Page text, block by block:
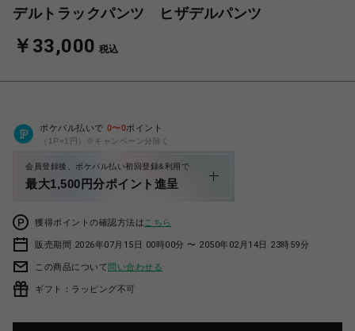
デルトラックパンツ ヒザデルパンツ
￥33,000 税込
ポケパル払いで 0〜0ポイント
（1P=1円）※キャンペーン分除く
会員登録後、ポケパル払い初回登録&利用で
最大1,500円分ポイント進呈
獲得ポイントの確認方法は こちら
販売期間 2026年07月15日 00時00分 〜 2050年02月14日 23時59分
この商品について問い合わせる
ギフト：ラッピング不可